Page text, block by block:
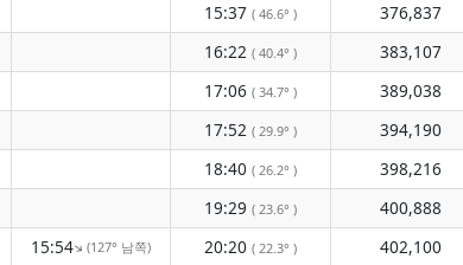
15:37 ( 46.6° ) 376,837
16:22 ( 40.4° ) 383,107
17:06 ( 34.7° ) 389,038
17:52 ( 29.9° ) 394,190
18:40 ( 26.2° ) 398,216
19:29 ( 23.6° ) 400,888
15:54↑(127° 남쪽) 20:20 ( 22.3° ) 402,100